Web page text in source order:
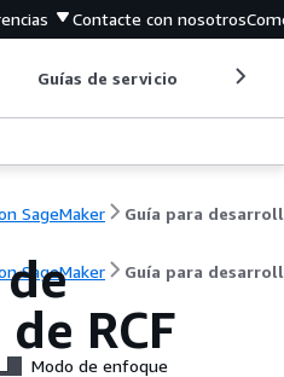
Contacte con nosotros
Guías de servicio
SageMaker
SageMaker Guía para
RCF
Modo de enfoque